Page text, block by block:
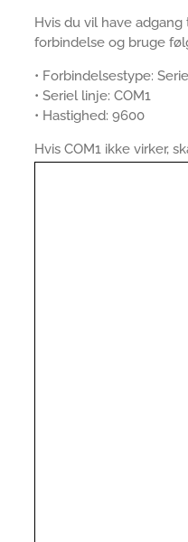
Hvis du vil have
forbindelse og bruge
• Forbindelsestype:
• Seriel linje: COM1
• Hastighed: 9600
Hvis COM1 ikke virker,